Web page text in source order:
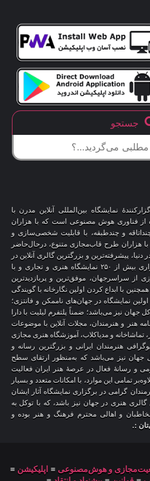
جستجو
نمایشگاه بین‌المللی آنلاین مدرن با
از فناوری هوش مصنوعی است که با هزاران
و چندطبقه، با قابلیت شخصی‌سازی و
هزاران طرح قاب‌مجازی متنوع، درحال‌حاضر
پیشرفته‌ترین و بزرگترین گالری آنلاین در
کل جهان می‌باشد، که باتجربهٔ برگزاری بیش از ۲۵۰ نمایشگاه هنری و تجاری و با
از سراسرجهان، موفق‌ترین و پربازدیدترین
با ابداع کردن اولین نگارخانه با گویندگی
نمایشگاه در جهان‌های ناممکن و فانتزی؛
جهان نیز می‌باشد؛ ضمناً پلتفرم لیلیت با دارا
هنر و هنرمندان، مجلات آنلاین با موضوعات
تماشاخانه و مدیاکلاب، آموزشگاه هنری مجازی
هنرمندان ایرانی و بزرگترین رسانه و
جهان نیز می‌باشد که به‌منظور ارتقای سطح
و رسانهٔ فعال در عرصهٔ هنر ایران فعالیت
تمامی این موارد، با امکانات متعدد و بسیار
گرامی در برگزاری نمایشگاه آثار ایشان
گالری هنری در جهان نیز باشد، که با توکل به
و اهالی محترم فرهنگ و هنر بوده و
:.
و هوش‌مصنوعی ≡ اپلیکیشن ≡